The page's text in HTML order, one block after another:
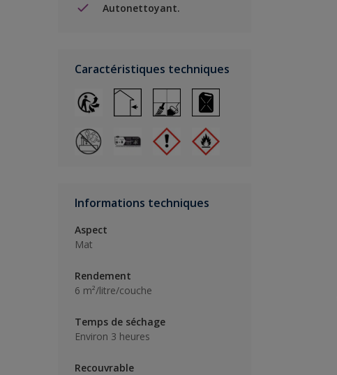
Autonettoyant.
Caractéristiques techniques
Informations techniques
Aspect
Mat
Rendement
6 m²/litre/couche
Temps de séchage
Environ 3 heures
Recouvrable